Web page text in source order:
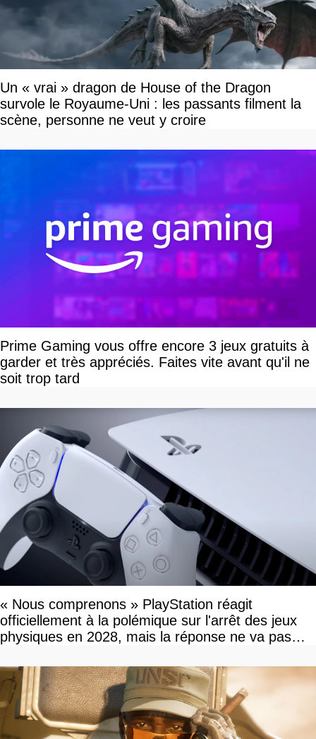
Un « vrai » dragon de House of the Dragon
survole le Royaume-Uni : les passants filment la
scène, personne ne veut y croire
Prime Gaming vous offre encore 3 jeux gratuits à
garder et très appréciés. Faites vite avant qu'il ne
soit trop tard
« Nous comprenons » PlayStation réagit
officiellement à la polémique sur l'arrêt des jeux
physiques en 2028, mais la réponse ne va pas